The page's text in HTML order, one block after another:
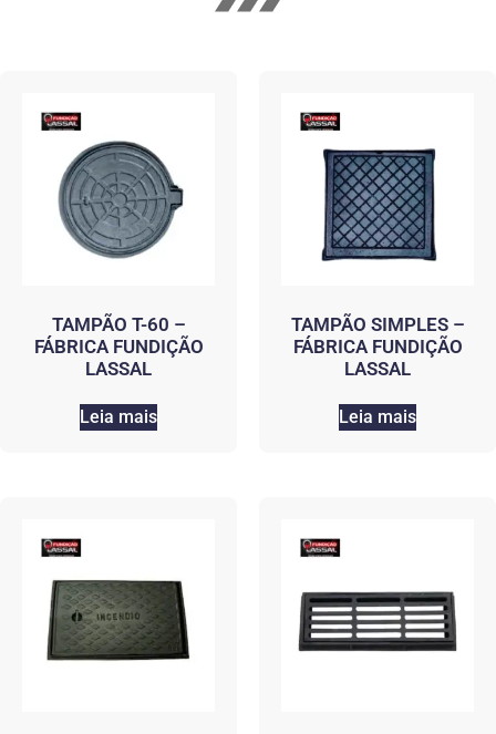
TAMPÃO T-60 –
FÁBRICA FUNDIÇÃO
LASSAL
Leia mais
TAMPÃO SIMPLES –
FÁBRICA FUNDIÇÃO
LASSAL
Leia mais